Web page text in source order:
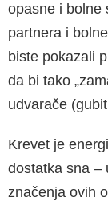
opasne i bolne
partnera i
biste pokazali
da bi tako
udvarače
Krevet je
dostatka sna –
značenja ovih